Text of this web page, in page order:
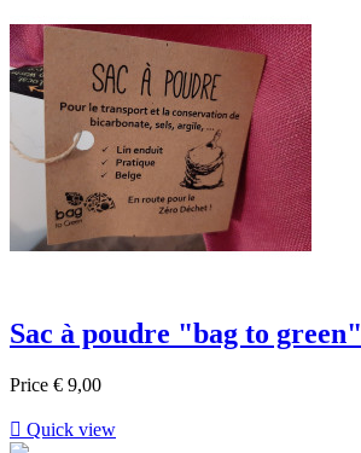
Sac à poudre "bag to green"
Price € 9,00
 Quick view